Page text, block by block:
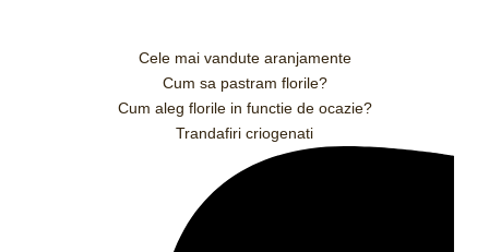
Cele mai vandute aranjamente
Cum sa pastram florile?
Cum aleg florile in functie de ocazie?
Trandafiri criogenati